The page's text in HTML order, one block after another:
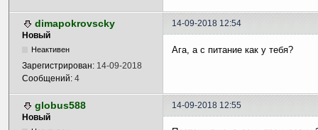
dimapokrovscky
14-09-2018 12:54
Новый
Неактивен
Зарегистрирован: 14-09-2018
Сообщений: 4
Ага, а с питание как у тебя?
globus588
14-09-2018 12:55
Новый